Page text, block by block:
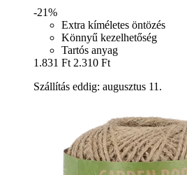
-21%
Extra kíméletes öntözés
Könnyű kezelhetőség
Tartós anyag
1.831 Ft 2.310 Ft
Szállítás eddig: augusztus 11.